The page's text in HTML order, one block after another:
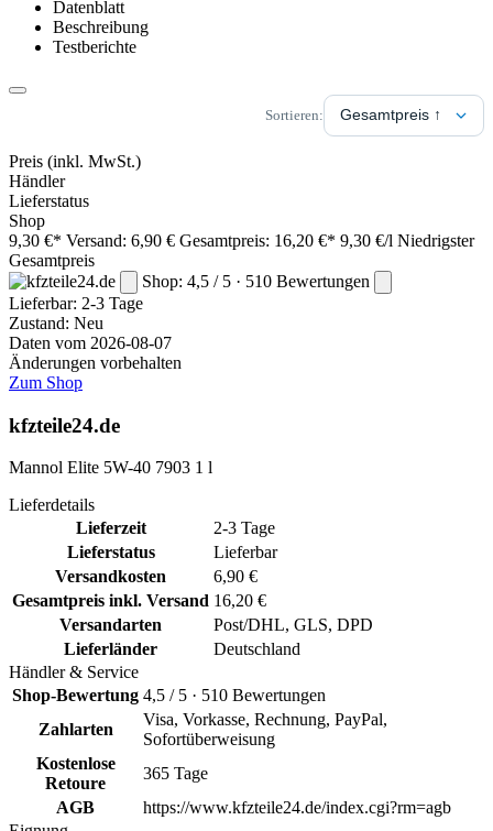
Datenblatt
Beschreibung
Testberichte
Sortieren:
Preis (inkl. MwSt.)
Händler
Lieferstatus
Shop
9,30 €* Versand: 6,90 € Gesamtpreis: 16,20 €* 9,30 €/l Niedrigster
Gesamtpreis
Shop: 4,5 / 5 · 510 Bewertungen
Lieferbar: 2-3 Tage
Zustand: Neu
Daten vom 2026-08-07
Änderungen vorbehalten
Zum Shop
kfzteile24.de
Mannol Elite 5W-40 7903 1 l
Lieferdetails
Lieferzeit
2-3 Tage
Lieferstatus
Lieferbar
Versandkosten
6,90 €
Gesamtpreis inkl. Versand 16,20 €
Versandarten
Post/DHL, GLS, DPD
Lieferländer
Deutschland
Händler & Service
Shop-Bewertung 4,5 / 5 · 510 Bewertungen
Zahlarten
Visa, Vorkasse, Rechnung, PayPal,
Sofortüberweisung
Kostenlose
Retoure
365 Tage
AGB
https://www.kfzteile24.de/index.cgi?rm=agb